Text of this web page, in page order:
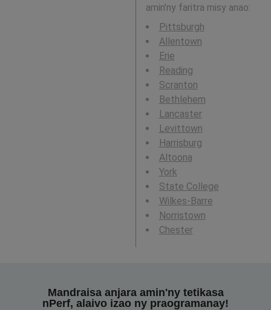
amin'ny faritra misy anao:
Pittsburgh
Allentown
Erie
Reading
Scranton
Bethlehem
Lancaster
Levittown
Harrisburg
Altoona
York
State College
Wilkes-Barre
Norristown
Chester
Mandraisa anjara amin'ny tetikasa
nPerf, alaivo izao ny praogramanay!